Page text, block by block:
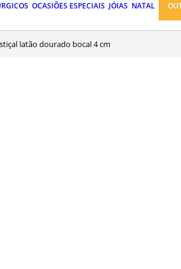
OCASIÕES ESPECIAIS JÓIAS NATAL
latão dourado bocal 4 cm